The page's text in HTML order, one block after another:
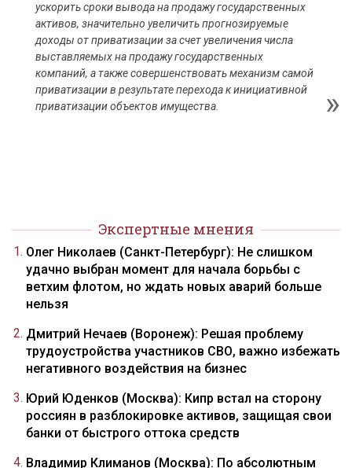
ускорить сроки вывода на продажу государственных
активов, значительно увеличить прогнозируемые
доходы от приватизации за счет увеличения числа
выставляемых на продажу государственных
компаний, а также совершенствовать механизм самой
приватизации в результате перехода к инициативной
приватизации объектов имущества.
Экспертные мнения
Олег Николаев (Санкт-Петербург): Не слишком
удачно выбран момент для начала борьбы с
ветхим флотом, но ждать новых аварий больше
нельзя
Дмитрий Нечаев (Воронеж): Решая проблему
трудоустройства участников СВО, важно избежать
негативного воздействия на бизнес
Юрий Юденков (Москва): Кипр встал на сторону
россиян в разблокировке активов, защищая свои
банки от быстрого оттока средств
Владимир Климанов (Москва): По абсолютным